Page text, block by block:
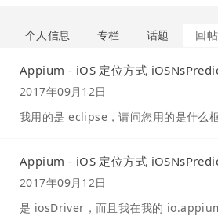
个人信息 专栏 话题 回帖
Appium - iOS 定位方式
2017年09月12日
我用的是 eclipse，请问您用的是什么
Appium - iOS 定位方式
2017年09月12日
是 iosDriver，而且我在我的